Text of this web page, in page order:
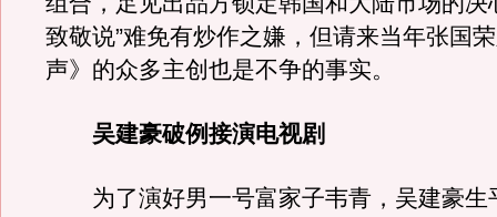
致敬说”难免有炒作之嫌，但请来当年张国
声》的众多主创也是不争的事实。
吴建豪破例接演电视剧
为了演好男一号富家子韦青，吴建豪生